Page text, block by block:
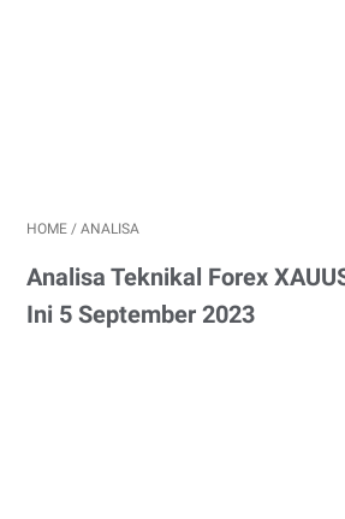
HOME / ANALISA
Analisa Teknikal Forex
Ini 5 September 2023